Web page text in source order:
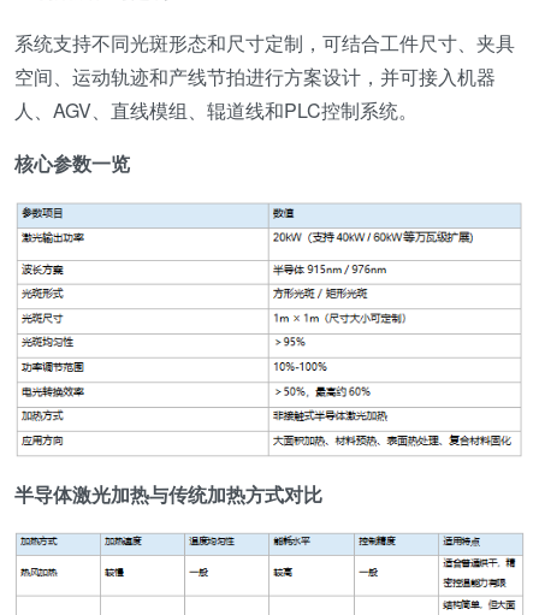
系统支持不同光斑形态和尺寸定制，可结合工件尺寸、夹具
空间、运动轨迹和产线节拍进行方案设计，并可接入机器
人、AGV、直线模组、辊道线和PLC控制系统。
核心参数一览
半导体激光加热与传统加热方式对比